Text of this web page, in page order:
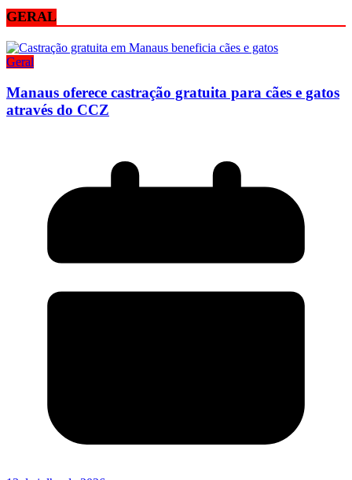
GERAL
Geral
Manaus oferece castração gratuita para cães e gatos
através do CCZ